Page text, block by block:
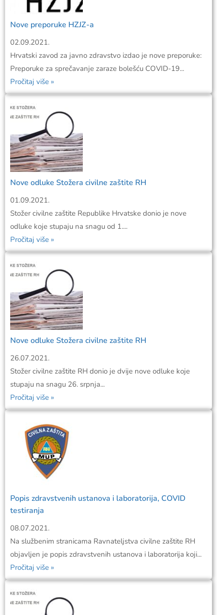
Nove preporuke HZJZ-a
02.09.2021.
Hrvatski zavod za javno zdravstvo izdao je nove preporuke:
Preporuke za sprečavanje zaraze bolešću COVID-19...
Pročitaj više »
Nove odluke Stožera civilne zaštite RH
01.09.2021.
Stožer civilne zaštite Republike Hrvatske donio je nove
odluke koje stupaju na snagu od 1....
Pročitaj više »
Nove odluke Stožera civilne zaštite RH
26.07.2021.
Stožer civilne zaštite RH donio je dvije nove odluke koje
stupaju na snagu 26. srpnja...
Pročitaj više »
Popis zdravstvenih ustanova i laboratorija, COVID
testiranja
08.07.2021.
Na službenim stranicama Ravnateljstva civilne zaštite RH
objavljen je popis zdravstvenih ustanova i laboratorija koji...
Pročitaj više »